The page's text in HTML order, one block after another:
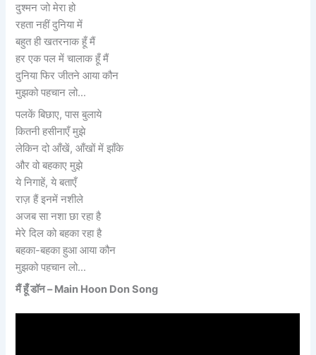
दुश्मन जो मेरा हो
रहता नहीं दुनिया में
बहुत ही खतरनाक हूँ मैं
हर एक पल में चालाक हूँ मैं
दुनिया फिर जीतने आया कौन
मुझको पहचान लो…
पलकें बिछाए, पास बुलाये
कितनी हसीनाएँ मुझे
लेकिन दो आँखें, आँखों में झाँके
और वो बहकाए मुझे
ये निगाहें, ये बताएँ
राज़ हैं इनमें नशीले
अजब सा नशा छा रहा है
मेरे दिल को बहका रहा है
बहका-बहका हुआ आया कौन
मुझको पहचान लो…
मैं हूँ डॉन – Main Hoon Don Song